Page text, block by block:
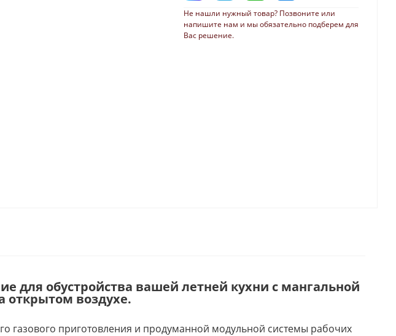
Не нашли нужный товар? Позвоните или
напишите нам и мы обязательно подберем для
Вас решение.
для обустройства вашей летней кухни с мангальной
открытом воздухе.
газового приготовления и продуманной модульной системы рабочих